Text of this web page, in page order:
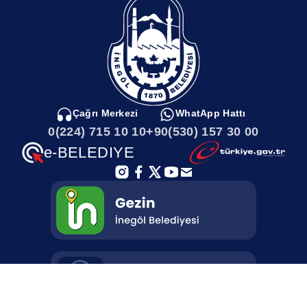
Çağrı Merkezi
0(224) 715 10 10
WhatApp Hattı
+90(530) 157 30 00
e-BELEDIYE